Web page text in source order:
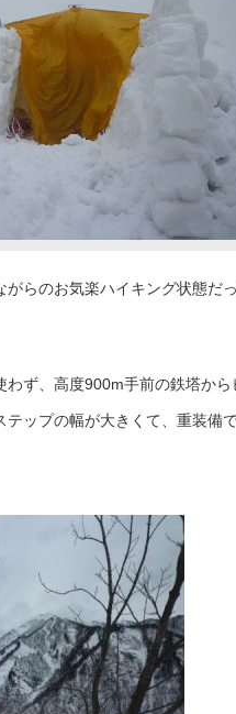
らのお気楽ハイキング状態だ
ず、高度900m手前の鉄塔から
ップの幅が大きくて、重装備